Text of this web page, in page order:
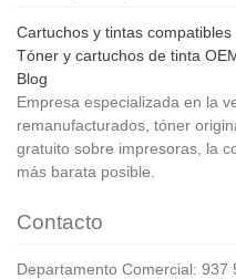
Cartuchos y tintas compatibles
Tóner y cartuchos de tinta
Blog
Empresa especializada en la
remanufacturados, tóner
gratuito sobre impresoras, la
más barata posible.
Contacto
Departamento Comercial: 937